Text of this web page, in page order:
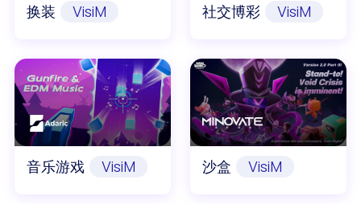
换装 VisiM 社交博彩 VisiM
音乐游戏 VisiM 沙盒 VisiM